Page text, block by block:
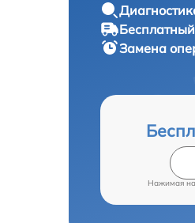
Замена
Нажимая на